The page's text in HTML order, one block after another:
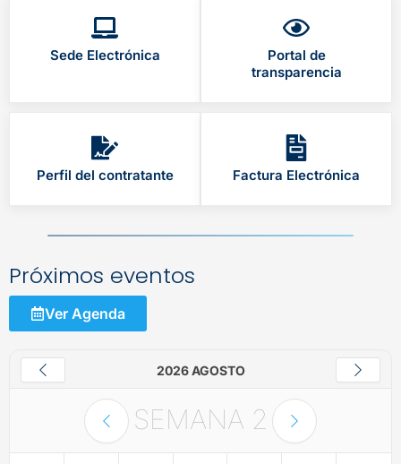
Sede Electrónica
Portal de
transparencia
Perfil del contratante Factura Electrónica
Próximos eventos
Ver Agenda
2026 AGOSTO
SEMANA 2